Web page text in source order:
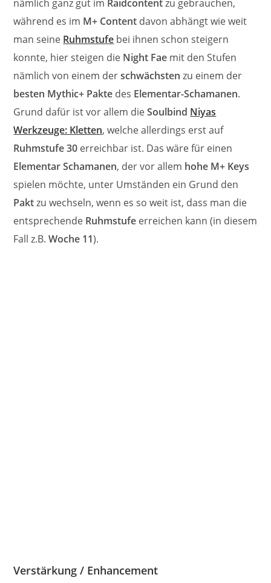
nämlich ganz gut im Raidcontentzu gebrauchen,
während es im M+ Content davon abhängt wie weit
man seine Ruhmstufe bei ihnen schon steigern
konnte, hier steigen die Night Fae mit den Stufen
nämlich von einem derschwächsten zu einem der
besten Mythic+ Pakte des Elementar-Schamanen.
Grund dafür ist vor allem dieSoulbind Niyas
Werkzeuge: Kletten, welche allerdings erst auf
Ruhmstufe 30 erreichbar ist. Das wäre für einen
Elementar Schamanen, der vor allem hohe M+ Keys
spielen möchte, unter Umständen ein Grund den
Paktzu wechseln, wenn es so weit ist, dass man die
entsprechende Ruhmstufe erreichen kann (in diesem
Fall z.B.Woche 11).
Verstärkung / Enhancement